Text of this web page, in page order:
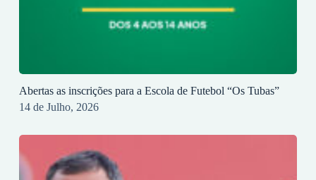
Abertas as inscrições para a Escola de Futebol “Os Tubas”
14 de Julho, 2026